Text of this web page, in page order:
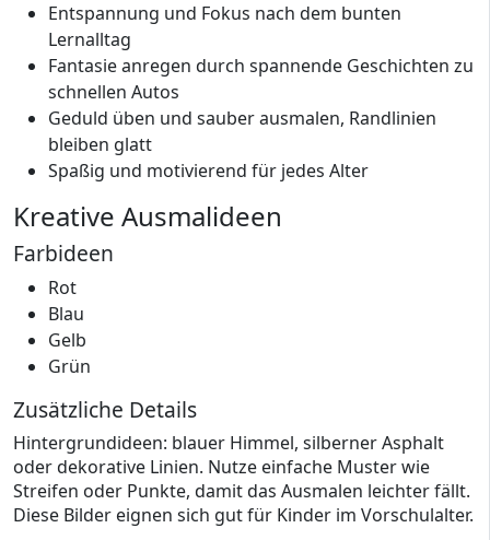
Entspannung und Fokus nach dem bunten
Lernalltag
Fantasie anregen durch spannende Geschichten zu
schnellen Autos
Geduld üben und sauber ausmalen, Randlinien
bleiben glatt
Spaßig und motivierend für jedes Alter
Kreative Ausmalideen
Farbideen
Rot
Blau
Gelb
Grün
Zusätzliche Details
Hintergrundideen: blauer Himmel, silberner Asphalt
oder dekorative Linien. Nutze einfache Muster wie
Streifen oder Punkte, damit das Ausmalen leichter fällt.
Diese Bilder eignen sich gut für Kinder im Vorschulalter.